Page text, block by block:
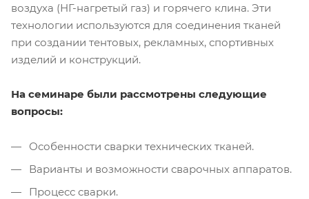
воздуха (НГ-нагретый газ) и горячего клина. Эти
технологии используются для соединения тканей
при создании тентовых, рекламных, спортивных
изделий и конструкций.
На семинаре были рассмотрены следующие
вопросы:
Особенности сварки технических тканей.
Варианты и возможности сварочных аппаратов.
Процесс сварки.